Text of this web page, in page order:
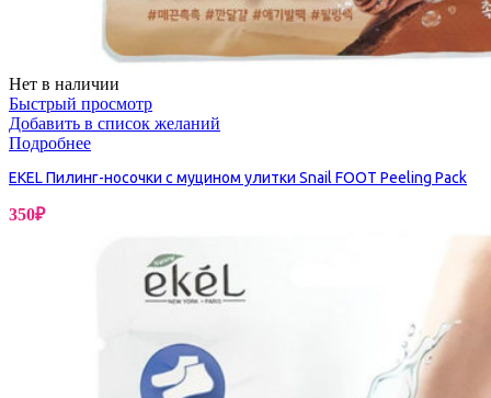
Нет в наличии
Быстрый просмотр
Добавить в список желаний
Подробнее
EKEL Пилинг-носочки с муцином улитки Snail FOOT Peeling Pack
350₽